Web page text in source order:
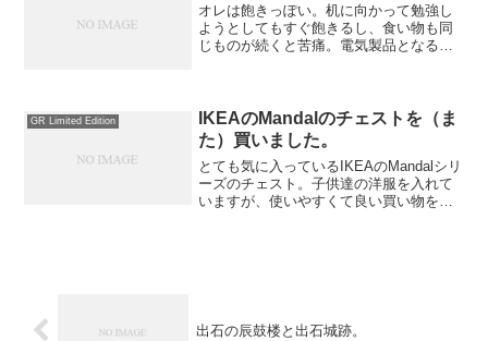
オレは飽きっぽい。机に向かって勉強し
ようとしてもすぐ飽きるし、食い物も同
じものが続くと苦痛。電気製品となると
iPodMiniが欲しくなった...
GR Limited Edition
IKEAのMandalのチェストを（ま
た）買いました。
とても気に入っているIKEAのMandalシリ
ーズのチェスト。子供達の洋服を入れて
いますが、使いやすくて良い買い物をし
出石の辰鼓楼と出石城跡。